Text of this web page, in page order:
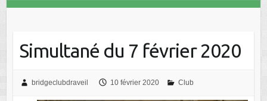
Simultané du 7 février 2020
bridgeclubdraveil 10 février 2020 Club